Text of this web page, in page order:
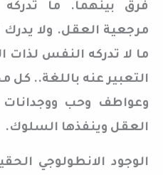
فرق بينهما. ما
مرجعية العقل. ولا
ما لا تدركه النفس لذات
التعبير عنه باللغة..
وعواطف وحب ووجدانات
العقل وينفذها السلوك.
الوجود الانطولوجي